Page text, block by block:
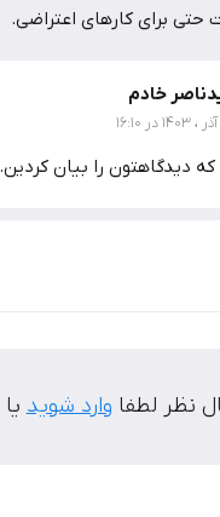
برای کارهای اعتراضی.
خادم
دیدگاهتون را بیان کردین.
نظر لطفا وارد شوید یا